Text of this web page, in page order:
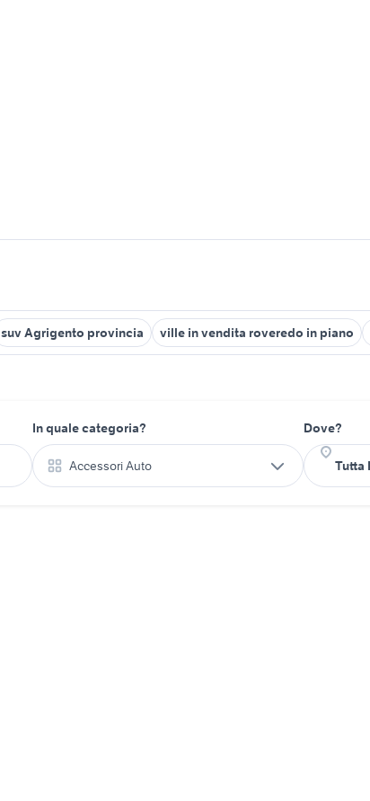
suv Agrigento provincia ville in vendita roveredo in piano
In quale categoria?
Accessori Auto
Dove?